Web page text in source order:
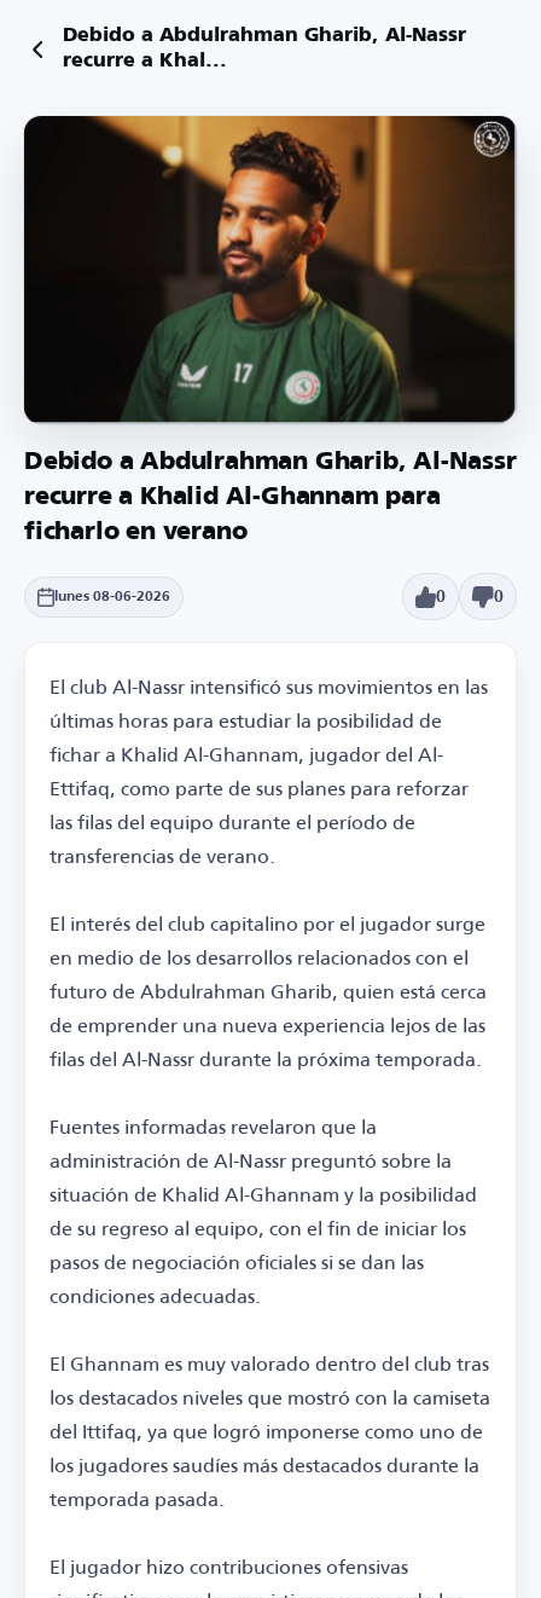
Debido a Abdulrahman Gharib, Al-Nassr
recurre a Khal...
Debido a Abdulrahman Gharib, Al-Nassr
recurre a Khalid Al-Ghannam para
ficharlo en verano
lunes 08-06-2026 0 0
El club Al-Nassr intensificó sus movimientos en las
últimas horas para estudiar la posibilidad de
fichar a Khalid Al-Ghannam, jugador del Al-
Ettifaq, como parte de sus planes para reforzar
las filas del equipo durante el período de
transferencias de verano.
El interés del club capitalino por el jugador surge
en medio de los desarrollos relacionados con el
futuro de Abdulrahman Gharib, quien está cerca
de emprender una nueva experiencia lejos de las
filas del Al-Nassr durante la próxima temporada.
Fuentes informadas revelaron que la
administración de Al-Nassr preguntó sobre la
situación de Khalid Al-Ghannam y la posibilidad
de su regreso al equipo, con el fin de iniciar los
pasos de negociación oficiales si se dan las
condiciones adecuadas.
El Ghannam es muy valorado dentro del club tras
los destacados niveles que mostró con la camiseta
del Ittifaq, ya que logró imponerse como uno de
los jugadores saudíes más destacados durante la
temporada pasada.
El jugador hizo contribuciones ofensivas